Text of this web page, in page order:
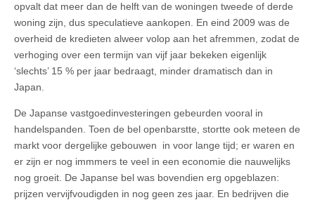
opvalt dat meer dan de helft van de woningen tweede of derde
woning zijn, dus speculatieve aankopen. En eind 2009 was de
overheid de kredieten alweer volop aan het afremmen, zodat de
verhoging over een termijn van vijf jaar bekeken eigenlijk
‘slechts’ 15 % per jaar bedraagt, minder dramatisch dan in
Japan.
De Japanse vastgoedinvesteringen gebeurden vooral in
handelspanden. Toen de bel openbarstte, stortte ook meteen de
markt voor dergelijke gebouwen in voor lange tijd; er waren en
er zijn er nog immmers te veel in een economie die nauwelijks
nog groeit. De Japanse bel was bovendien erg opgeblazen:
prijzen vervijfvoudigden in nog geen zes jaar. En bedrijven die